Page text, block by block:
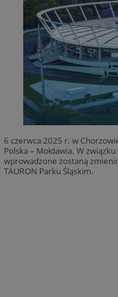
6 czerwca 2025 r. w
Polska – Mołdawia. W
wprowadzone zostaną
TAURON Parku Śląskim.